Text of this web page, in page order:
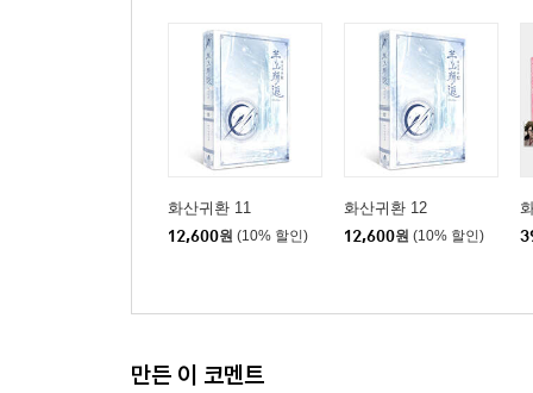
화산귀환 11
12,600원 (10% 할인)
화산귀환 12
12,600원 (10% 할인)
만든 이 코멘트